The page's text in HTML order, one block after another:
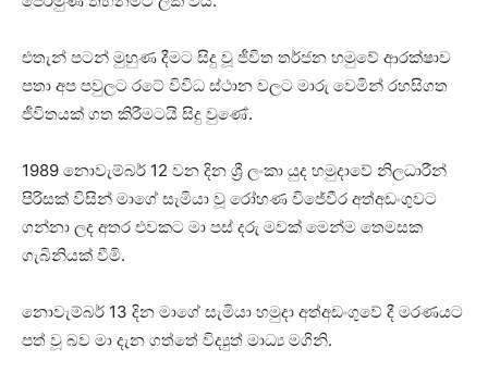
එතැන් පටන් මුහුණ දීමට සිදු වූ ජීවිත තර්ජන හමුවේ ආරක්ෂාව
පතා අප පවුලට රටේ විවිධ ස්ථාන වලට මාරු වෙමින් රහසිගත
ජීවිතයක් ගත කිරීමටයි සිදු වුණේ.
1989 නොවැම්බර් 12 වන දින ශ්‍රී ලංකා යුද හමුදාවේ නිලධාරීන්
පිරිසක් විසින් මාගේ සැමියා වූ රෝහණ විජේවීර අත්අඩංගුවට
ගන්නා ලද අතර එවකට මා පස් දරු මවක් මෙන්ම තෙමසක
ගැබිනියක් වීමි.
නොවැම්බර් 13 දින මාගේ සැමියා හමුදා අත්අඩංගුවේ දී මරණයට
පත් වූ බව මා දැන ගත්තේ විද්‍යුත් මාධ්‍ය මගිනි.